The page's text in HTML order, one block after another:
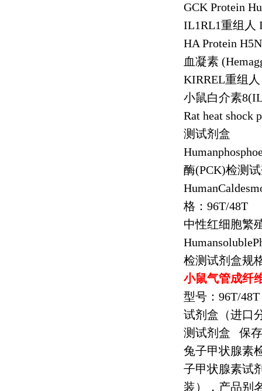
GCK Protein
IL1RL1重组人
HA Protein
血凝素
KIRREL重组人
小鼠白介素
Rat heat shock
测试剂盒
酶(PCK)检测
格： 96T/48T
中性红细胞繁
检测试剂盒规
小鼠气管成纤
型号： 96T/48T
试剂盒（进口
测试剂盒
保
兔子甲状腺素
子甲状腺素试
装），产品别